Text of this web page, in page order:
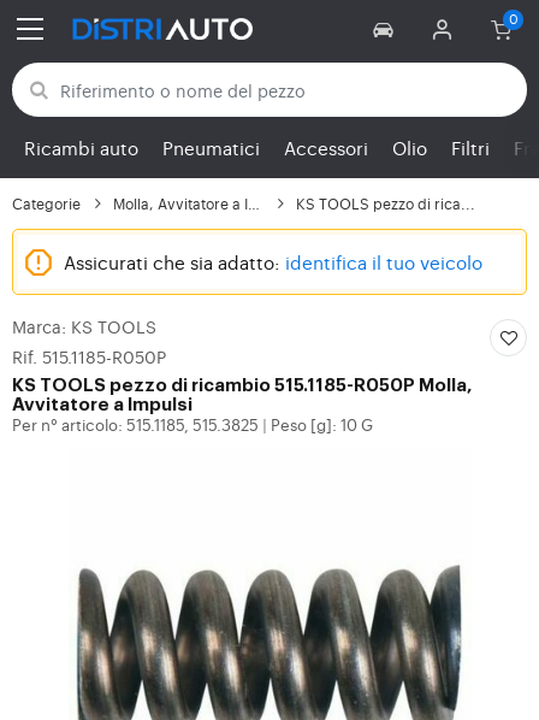
Torna alle categorie
Ricambi auto Pneumatici Accessori Olio Filtri
Categorie KS TOOLS pezzo di rica...
Assicurati che sia adatto: identifica il tuo veicolo
Marca: KS TOOLS
Rif. 515.1185-R050P
KS TOOLS pezzo di ricambio 515.1185-R050P Molla,
Avvitatore a Impulsi
Per n° articolo: 515.1185, 515.3825 Peso [g]: 10 G